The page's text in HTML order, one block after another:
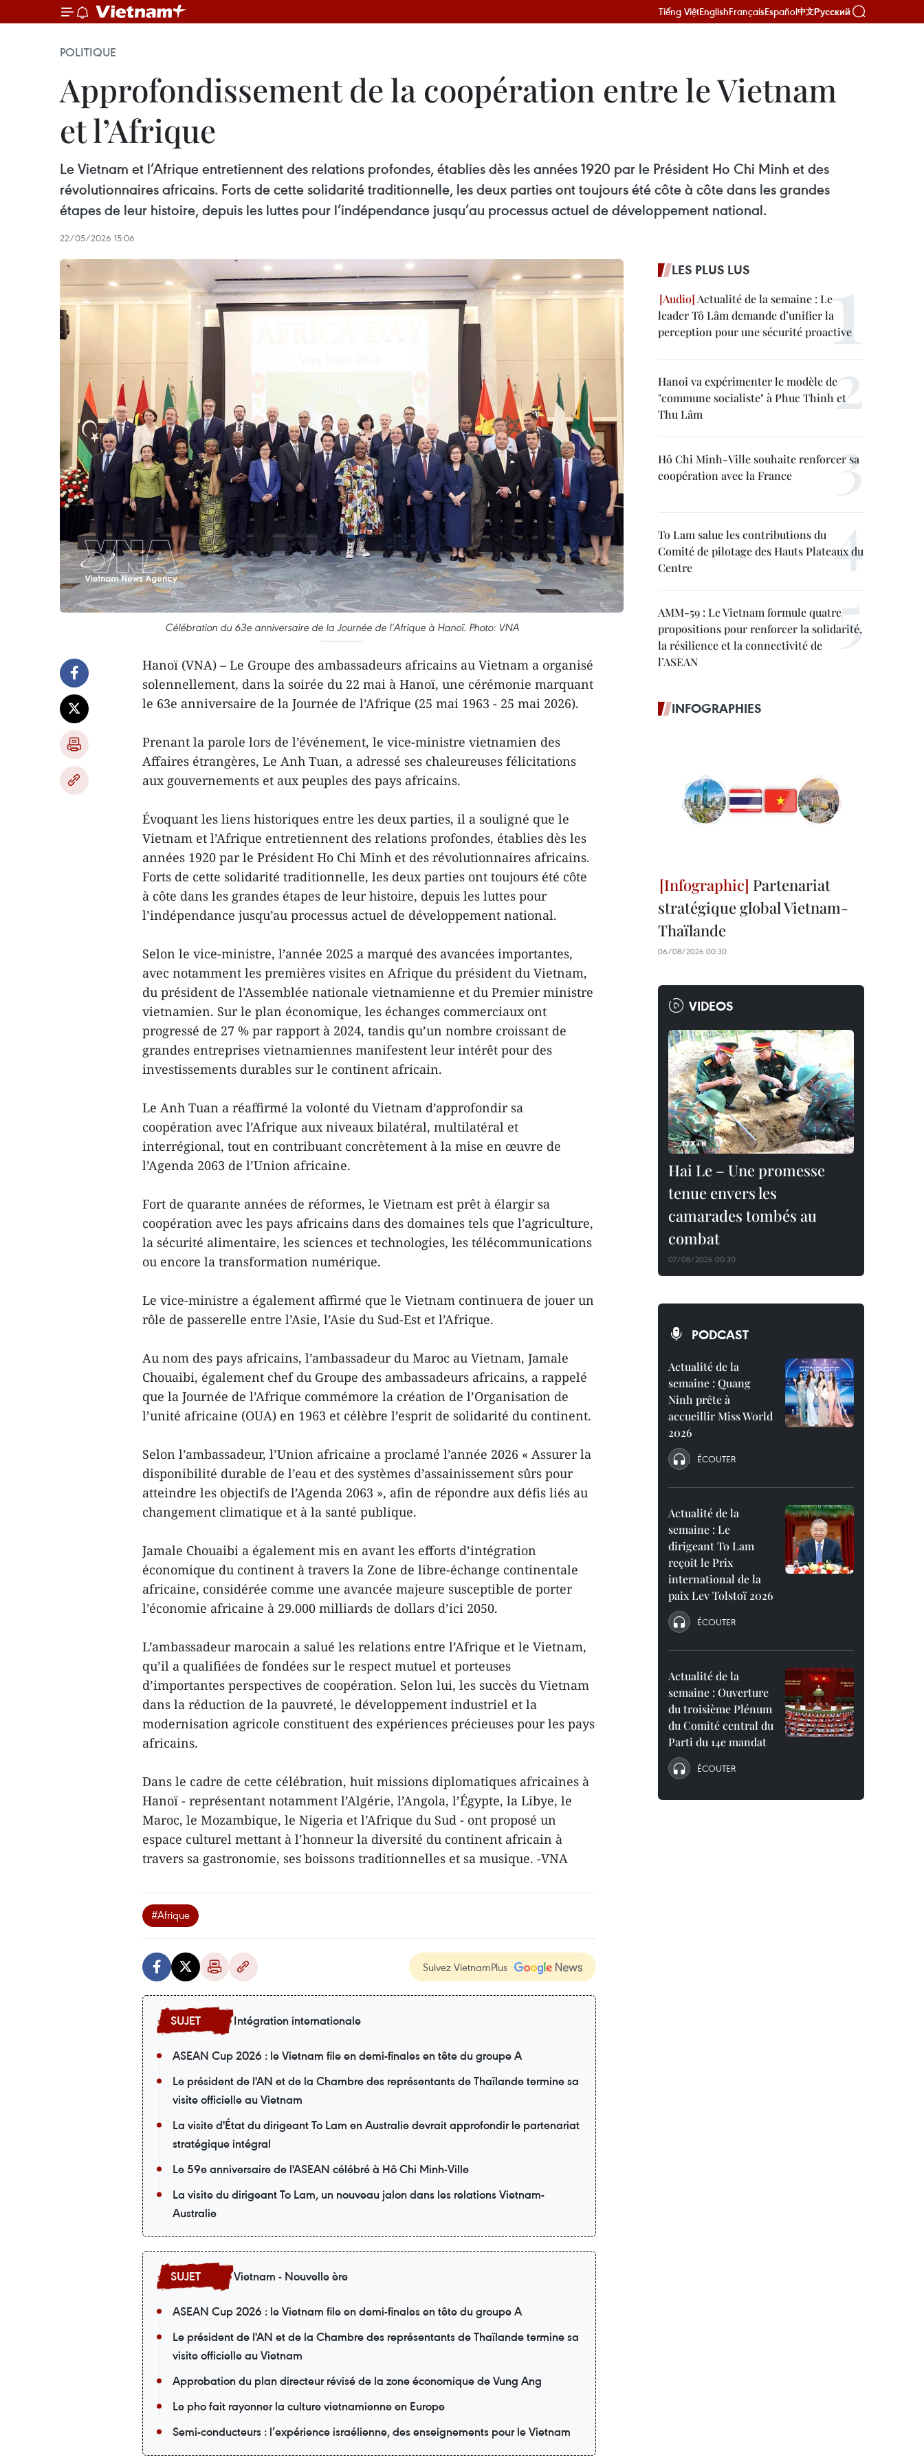
Tiếng ViệtEnglishFrançaisEspañol中文Русский
POLITIQUE
Approfondissement de la coopération entre le Vietnam
et l’Afrique
Le Vietnam et l’Afrique entretiennent des relations profondes, établies dès les années 1920 par le Président Ho Chi Minh et des
révolutionnaires africains. Forts de cette solidarité traditionnelle, les deux parties ont toujours été côte à côte dans les grandes
étapes de leur histoire, depuis les luttes pour l’indépendance jusqu’au processus actuel de développement national.
22/05/2026 15:06
Célébration du 63e anniversaire de la Journée de l’Afrique à Hanoï. Photo: VNA
Hanoï (VNA) – Le Groupe des ambassadeurs africains au Vietnam a organisé
solennellement, dans la soirée du 22 mai à Hanoï, une cérémonie marquant
le 63e anniversaire de la Journée de l’Afrique (25 mai 1963 - 25 mai 2026).
Prenant la parole lors de l’événement, le vice-ministre vietnamien des
Affaires étrangères, Le Anh Tuan, a adressé ses chaleureuses félicitations
aux gouvernements et aux peuples des pays africains.
Évoquant les liens historiques entre les deux parties, il a souligné que le
Vietnam et l’Afrique entretiennent des relations profondes, établies dès les
années 1920 par le Président Ho Chi Minh et des révolutionnaires africains.
Forts de cette solidarité traditionnelle, les deux parties ont toujours été côte
à côte dans les grandes étapes de leur histoire, depuis les luttes pour
l’indépendance jusqu’au processus actuel de développement national.
Selon le vice-ministre, l’année 2025 a marqué des avancées importantes,
avec notamment les premières visites en Afrique du président du Vietnam,
du président de l’Assemblée nationale vietnamienne et du Premier ministre
vietnamien. Sur le plan économique, les échanges commerciaux ont
progressé de 27 % par rapport à 2024, tandis qu’un nombre croissant de
grandes entreprises vietnamiennes manifestent leur intérêt pour des
investissements durables sur le continent africain.
Le Anh Tuan a réaffirmé la volonté du Vietnam d’approfondir sa
coopération avec l’Afrique aux niveaux bilatéral, multilatéral et
interrégional, tout en contribuant concrètement à la mise en œuvre de
l’Agenda 2063 de l’Union africaine.
Fort de quarante années de réformes, le Vietnam est prêt à élargir sa
coopération avec les pays africains dans des domaines tels que l’agriculture,
la sécurité alimentaire, les sciences et technologies, les télécommunications
ou encore la transformation numérique.
Le vice-ministre a également affirmé que le Vietnam continuera de jouer un
rôle de passerelle entre l’Asie, l’Asie du Sud-Est et l’Afrique.
Au nom des pays africains, l’ambassadeur du Maroc au Vietnam, Jamale
Chouaibi, également chef du Groupe des ambassadeurs africains, a rappelé
que la Journée de l’Afrique commémore la création de l’Organisation de
l’unité africaine (OUA) en 1963 et célèbre l’esprit de solidarité du continent.
Selon l’ambassadeur, l’Union africaine a proclamé l’année 2026 « Assurer la
disponibilité durable de l’eau et des systèmes d’assainissement sûrs pour
atteindre les objectifs de l’Agenda 2063 », afin de répondre aux défis liés au
changement climatique et à la santé publique.
Jamale Chouaibi a également mis en avant les efforts d’intégration
économique du continent à travers la Zone de libre-échange continentale
africaine, considérée comme une avancée majeure susceptible de porter
l’économie africaine à 29.000 milliards de dollars d’ici 2050.
L’ambassadeur marocain a salué les relations entre l’Afrique et le Vietnam,
qu’il a qualifiées de fondées sur le respect mutuel et porteuses
d’importantes perspectives de coopération. Selon lui, les succès du Vietnam
dans la réduction de la pauvreté, le développement industriel et la
modernisation agricole constituent des expériences précieuses pour les pays
africains.
Dans le cadre de cette célébration, huit missions diplomatiques africaines à
Hanoï - représentant notamment l’Algérie, l’Angola, l’Égypte, la Libye, le
Maroc, le Mozambique, le Nigeria et l’Afrique du Sud - ont proposé un
espace culturel mettant à l’honneur la diversité du continent africain à
travers sa gastronomie, ses boissons traditionnelles et sa musique. -VNA
#Afrique
Suivez VietnamPlus
Intégration internationale
ASEAN Cup 2026 : le Vietnam file en demi-finales en tête du groupe A
Le président de l'AN et de la Chambre des représentants de Thaïlande termine sa
visite officielle au Vietnam
La visite d'État du dirigeant To Lam en Australie devrait approfondir le partenariat
stratégique intégral
Le 59e anniversaire de l'ASEAN célébré à Hô Chi Minh-Ville
La visite du dirigeant To Lam, un nouveau jalon dans les relations Vietnam-
Australie
Vietnam - Nouvelle ère
ASEAN Cup 2026 : le Vietnam file en demi-finales en tête du groupe A
Le président de l'AN et de la Chambre des représentants de Thaïlande termine sa
visite officielle au Vietnam
Approbation du plan directeur révisé de la zone économique de Vung Ang
Le pho fait rayonner la culture vietnamienne en Europe
Semi-conducteurs : l’expérience israélienne, des enseignements pour le Vietnam
LES PLUS LUS
Actualité de la semaine : Le
leader Tô Lâm demande d’unifier la
perception pour une sécurité proactive
Hanoi va expérimenter le modèle de
"commune socialiste" à Phuc Thinh et
Thu Lâm
Hô Chi Minh-Ville souhaite renforcer sa
coopération avec la France
To Lam salue les contributions du
Comité de pilotage des Hauts Plateaux du
Centre
AMM-59 : Le Vietnam formule quatre
propositions pour renforcer la solidarité,
la résilience et la connectivité de
l’ASEAN
INFOGRAPHIES
Partenariat
stratégique global Vietnam-
Thaïlande
06/08/2026 00:30
VIDEOS
Hai Le – Une promesse
tenue envers les
camarades tombés au
combat
07/08/2026 00:30
PODCAST
Actualité de la
semaine : Quang
Ninh prête à
accueillir Miss World
2026
ÉCOUTER
Actualité de la
semaine : Le
dirigeant To Lam
reçoit le Prix
international de la
paix Lev Tolstoï 2026
ÉCOUTER
Actualité de la
semaine : Ouverture
du troisième Plénum
du Comité central du
Parti du 14e mandat
ÉCOUTER